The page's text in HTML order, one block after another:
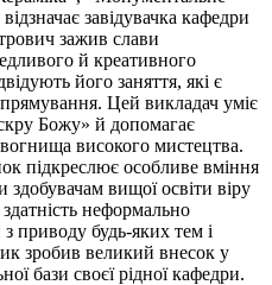
завідувачка кафедри
зажив слави
й креативного
його заняття, які є
Цей викладач уміє
Божу» й допомагає
високого мистецтва.
підкреслює особливе вміння
вищої освіти віру
неформально
приводу будь-яких тем і
зробив великий внесок у
бази своєї рідної кафедри.